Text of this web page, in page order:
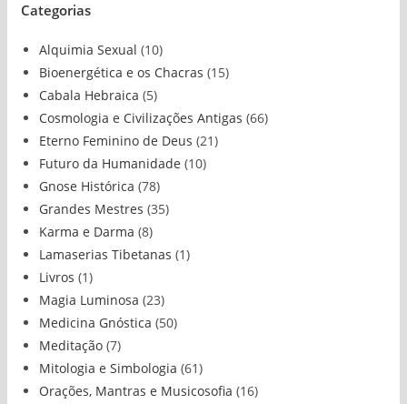
Categorias
Alquimia Sexual (10)
Bioenergética e os Chacras (15)
Cabala Hebraica (5)
Cosmologia e Civilizações Antigas (66)
Eterno Feminino de Deus (21)
Futuro da Humanidade (10)
Gnose Histórica (78)
Grandes Mestres (35)
Karma e Darma (8)
Lamaserias Tibetanas (1)
Livros (1)
Magia Luminosa (23)
Medicina Gnóstica (50)
Meditação (7)
Mitologia e Simbologia (61)
Orações, Mantras e Musicosofia (16)